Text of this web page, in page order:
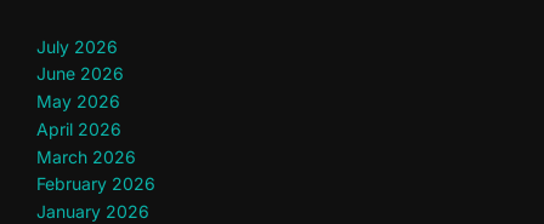
July 2026
June 2026
May 2026
April 2026
March 2026
February 2026
January 2026